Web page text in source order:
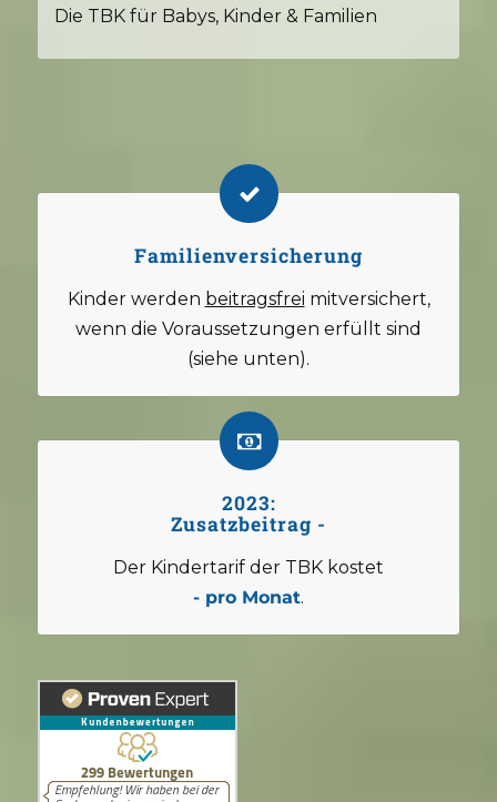
Die TBK für Babys, Kinder & Familien
Familienversicherung
Kinder werden beitragsfrei mitversichert,
wenn die Voraussetzungen erfüllt sind
(siehe unten).
2023:
Zusatzbeitrag -
Der Kindertarif der TBK kostet
- pro Monat.